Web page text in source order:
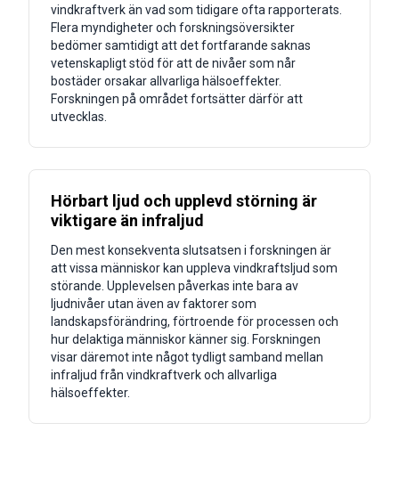
vindkraftverk än vad som tidigare ofta rapporterats.
Flera myndigheter och forskningsöversikter
bedömer samtidigt att det fortfarande saknas
vetenskapligt stöd för att de nivåer som når
bostäder orsakar allvarliga hälsoeffekter.
Forskningen på området fortsätter därför att
utvecklas.
Hörbart ljud och upplevd störning är
viktigare än infraljud
Den mest konsekventa slutsatsen i forskningen är
att vissa människor kan uppleva vindkraftsljud som
störande. Upplevelsen påverkas inte bara av
ljudnivåer utan även av faktorer som
landskapsförändring, förtroende för processen och
hur delaktiga människor känner sig. Forskningen
visar däremot inte något tydligt samband mellan
infraljud från vindkraftverk och allvarliga
hälsoeffekter.